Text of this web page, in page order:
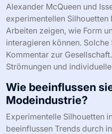
Alexander McQueen und
experimentellen Silhouetten
Arbeiten zeigen, wie Form
interagieren können.
Kommentar zur
Strömungen und
Wie beeinflussen
Modeindustrie?
Experimentelle Silhouetten
beeinflussen Trends durch